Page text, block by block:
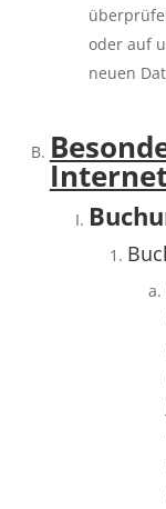
oder auf
neuen